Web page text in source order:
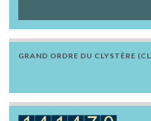
GRAND ORDRE DU CLYSTÈRE